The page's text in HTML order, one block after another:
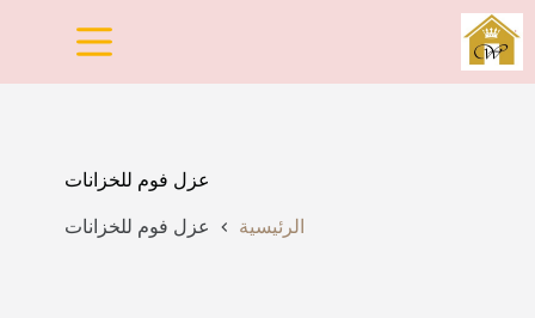
التجاوز
إلى
المحتوى
عزل فوم للخزانات
الرئيسية عزل فوم للخزانات